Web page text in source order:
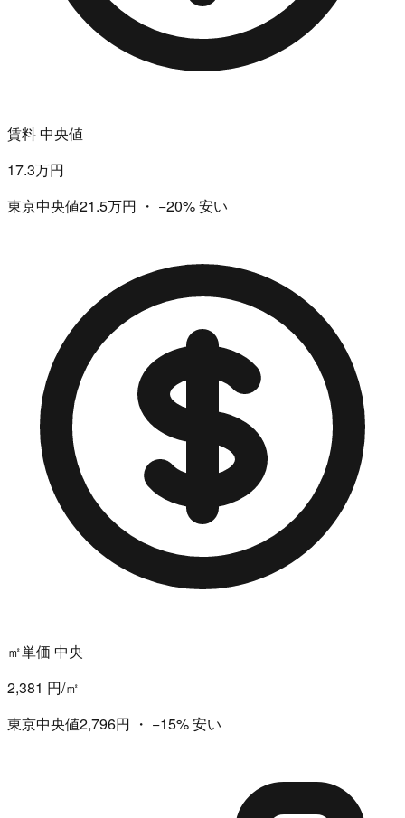
賃料 中央値
17.3万円
東京中央値21.5万円 ・ −20%安い
㎡単価 中央
2,381 円/㎡
東京中央値2,796円 ・ −15%安い